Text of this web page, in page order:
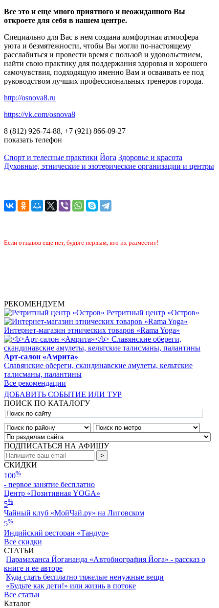
Все это и еще много приятного и неожиданного Вы
откроете для себя в нашем центре.
Специально для Вас в нем создана комфортная атмосфера
уюта и безмятежности, чтобы Вы могли по-настоящему
расслабиться и провести время с пользой и удовольствием,
найти свою практику для поддержания здоровья и хорошего
самочувствия, подходящую именно Вам и осваивать ее под
руководством лучших профессиональных тренеров города.
http://osnova8.ru
https://vk.com/osnova8
8 (812) 926-74-88, +7 (921) 866-09-27
показать телефон
Спорт и телесные практики Йога Здоровье и красота
Духовные, этнические и эзотерические организации и центры
Если отзывов еще нет, будьте первым, кто их разместит!
РЕКОМЕНДУЕМ
Ретритный центр «Остров»
Интернет-магазин этнических товаров «Rama Yoga»
Арт-салон «Амрита»
Славянские обереги, скандинавские амулеты, кельтские
талисманы, палантины
Все рекомендации
ДОБАВИТЬ СОБЫТИЕ ИЛИ ТУР
ПОИСК ПО КАТАЛОГУ
ПОДПИСАТЬСЯ НА АФИШУ
СКИДКИ
100%
- первое занятие бесплатно
Центр «Позитивная YOGA»
5%
Чайный клуб «МойЧай.ру» на Лиговском
5%
Индийский ресторан «Тандур»
Все скидки
СТАТЬИ
Парамаханса Йогананда «Автобиография Йога» - рассказ о
книге и ее авторе
Куда сдать бесплатно тяжелые ненужные вещи
«Будьте как дети!» или жизнь в потоке
Все статьи
Каталог